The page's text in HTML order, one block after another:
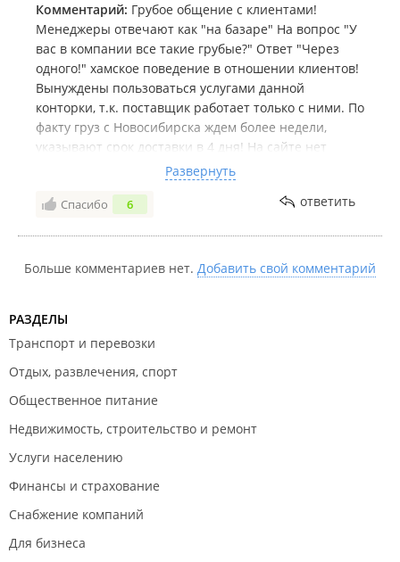
Комментарий: Грубое общение с клиентами!
Менеджеры отвечают как "на базаре" На вопрос "У
вас в компании все такие грубые?" Ответ "Через
одного!" хамское поведение в отношении клиентов!
Вынуждены пользоваться услугами данной
конторки, т.к. поставщик работает только с ними. По
факту груз с Новосибирска ждем более недели,
указывают срок доставки в 4 дня! На сайте нет
контактных номеров руководства, нет службы
контроля качества. Никому не советую с ними
связываться!
Развернуть
Спасибо 6 ответить
Больше комментариев нет. Добавить свой комментарий
РАЗДЕЛЫ
Транспорт и перевозки
Отдых, развлечения, спорт
Общественное питание
Недвижимость, строительство и ремонт
Услуги населению
Финансы и страхование
Снабжение компаний
Для бизнеса